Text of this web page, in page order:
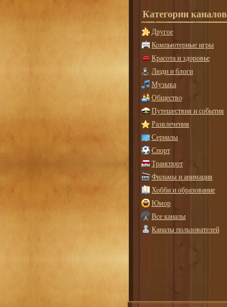
Категории каналов
Другое
Компьютерные игры
Красота и здоровье
Люди и блоги
Музыка
Общество
Путешествия и события
Развлечения
Сериалы
Спорт
Транспорт
Фильмы и анимация
Хобби и образование
Юмор
Все каналы
Каналы пользователей